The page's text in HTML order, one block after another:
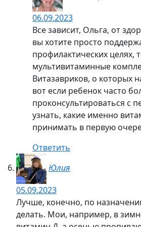
Ответить
Елена
30.09.2023
В моем далеком
так же в плане
аптеке родители
и в голову
прийти.Но, как бы
я крайне редко.
возрасте и не
согласиться, что
становились все
качества и